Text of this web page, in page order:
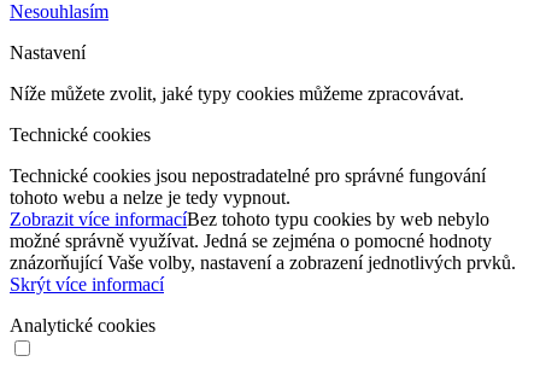
Nesouhlasím
Nastavení
Níže můžete zvolit, jaké typy cookies můžeme zpracovávat.
Technické cookies
Technické cookies jsou nepostradatelné pro správné fungování
tohoto webu a nelze je tedy vypnout.
Zobrazit více informacíBez tohoto typu cookies by web nebylo
možné správně využívat. Jedná se zejména o pomocné hodnoty
znázorňující Vaše volby, nastavení a zobrazení jednotlivých prvků.
Skrýt více informací
Analytické cookies